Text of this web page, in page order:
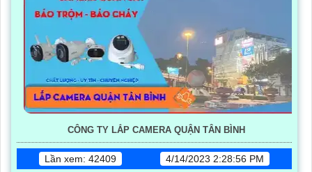
CÔNG TY LẮP CAMERA QUẬN TÂN BÌNH
Lần xem: 42409
4/14/2023 2:28:56 PM